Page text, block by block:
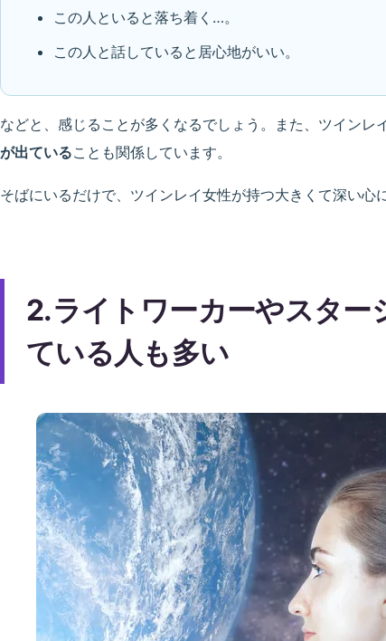
この人といると落ち着く…。
この人と話していると居心地がいい。
などと、感じることが多くなるでしょう。また、ツインレ
が出ていることも関係しています。
そばにいるだけで、ツインレイ女性が持つ大きくて深い心
2.ライトワーカーやスター
ている人も多い